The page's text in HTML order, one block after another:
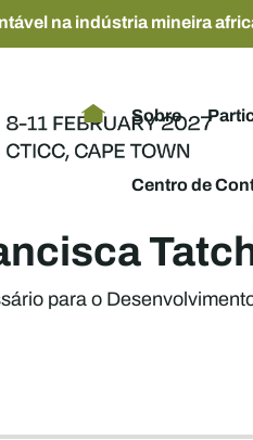
na indústria mineira
Sobre
Centro de
para o